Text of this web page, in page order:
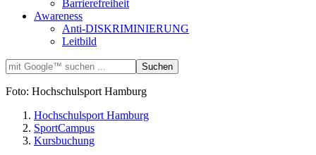
Barrierefreiheit
Awareness
Anti-DISKRIMINIERUNG
Leitbild
Foto: Hochschulsport Hamburg
Hochschulsport Hamburg
SportCampus
Kursbuchung